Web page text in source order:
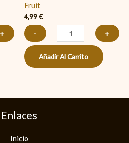
+
Fruit
4,99€
-
+
Añadir Al Carrito
Enlaces
Inicio